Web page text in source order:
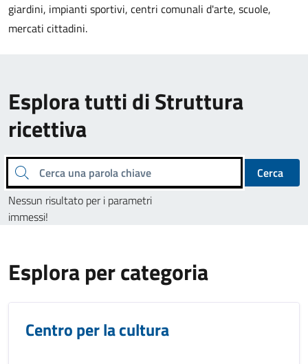
giardini, impianti sportivi, centri comunali d'arte, scuole,
mercati cittadini.
Esplora tutti di Struttura
ricettiva
Cerca una parola chiave
Cerca
Nessun risultato per i parametri
immessi!
Esplora per categoria
Centro per la cultura